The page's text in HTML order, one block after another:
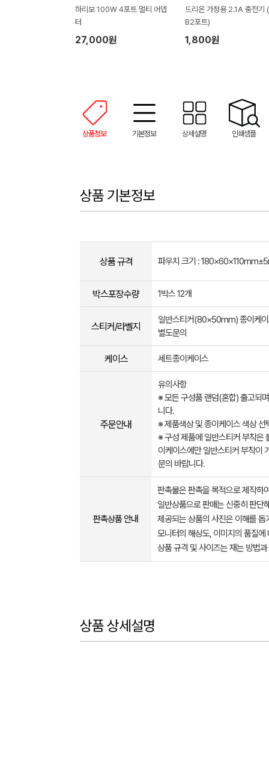
하리보 100W 4포트 멀티 어뎁
터
27,000원
드리온 가정용 2.1A 충전기
B2포트)
1,800원
상품정보 기본정보 상세설명 인쇄샘플
상품 기본정보
상품 규격 파우치 크기 :
박스포장수량 1박스 12개
스티커/라벨지
일반스티커(80×50mm) 종이케이
별도문의
케이스 세트종이케이스
주문안내
유의사항
※ 모든 구성품 랜덤(혼합) 출고되
니다.
※ 제품색상 및 종이케이스 색상 선
※ 구성 제품에 일반스티커 부착은
이케이스에만 일반스티커 부착이
문의 바랍니다.
판촉상품 안내
판촉물은 판촉을 목적으로 제작하
일반상품으로 판매는 신중히 판단
제공되는 상품의 사진은 이해를
모니터의 해상도, 이미지의 품질
상품 규격 및 사이즈는 재는 방법
상품 상세설명